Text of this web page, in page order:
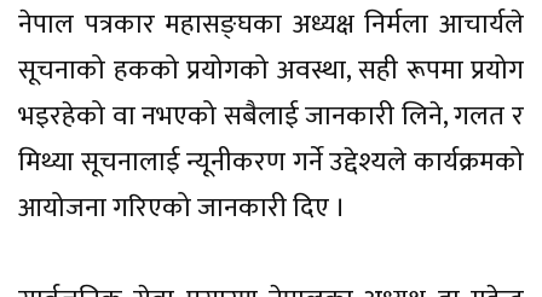
नेपाल पत्रकार महासङ्घका अध्यक्ष निर्मला आचार्यले
सूचनाको हकको प्रयोगको अवस्था, सही रूपमा प्रयोग
भइरहेको वा नभएको सबैलाई जानकारी लिने, गलत र
मिथ्या सूचनालाई न्यूनीकरण गर्ने उद्देश्यले कार्यक्रमको
आयोजना गरिएको जानकारी दिए ।